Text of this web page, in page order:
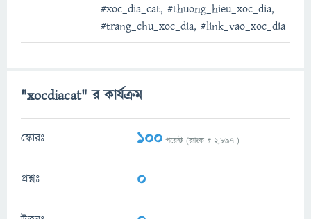
#xoc_dia_cat, #thuong_hieu_xoc_dia,
#trang_chu_xoc_dia, #link_vao_xoc_dia
"xocdiacat" র কার্যক্রম
স্কোরঃ 100 পয়েন্ট (র‌্যাংক # 2,897 )
প্রশ্নঃ 0